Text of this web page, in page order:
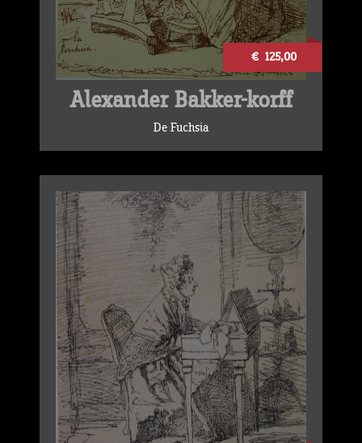
€ 125,00
Alexander Bakker-korff
De Fuchsia